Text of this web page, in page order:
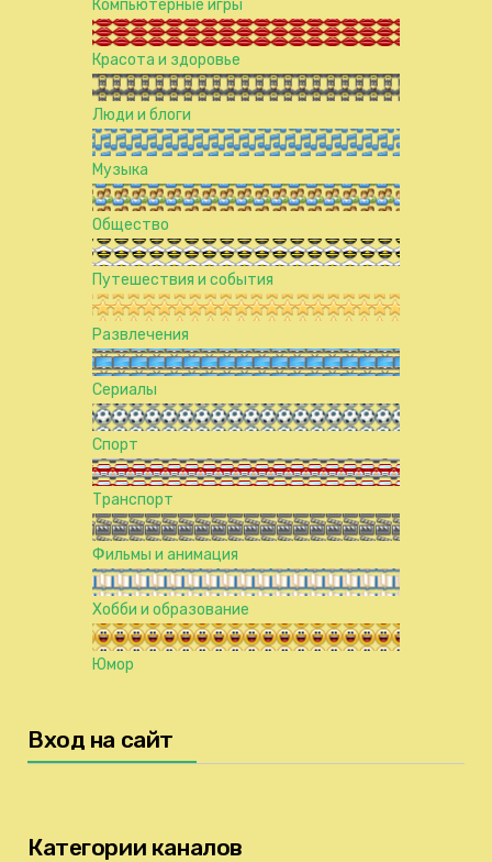
Компьютерные игры
Красота и здоровье
Люди и блоги
Музыка
Общество
Путешествия и события
Развлечения
Сериалы
Спорт
Транспорт
Фильмы и анимация
Хобби и образование
Юмор
Вход на сайт
Категории каналов